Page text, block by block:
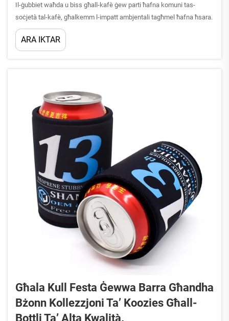
Il-ġubbiet waħda u biss għall-kafè ġew parti ħafna komuni tas-
soċjetà tal-kafè, għalkemm l-impatt ambjentali tagħmel ħafna ħsara.
Biljuni ta’ dawn il-ġubbiet ta’ karton jew ta’ karton ħadu ħajja kull
sena, li jikkontribwisku għall-qerda tas-silġ, it-timħir ta’ il-biżbuz u...
ARA IKTAR
Għala Kull Festa Ġewwa Barra Għandha
Bżonn Kollezzjoni Ta’ Koozies Għall-
Bottli Ta’ Alta Kwalità.